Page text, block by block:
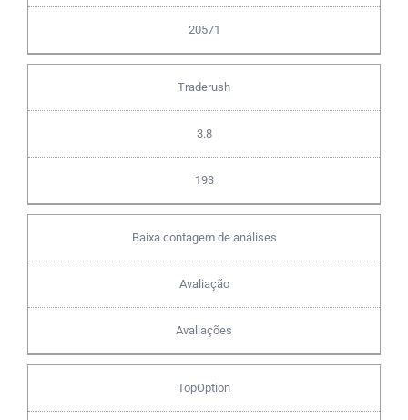
20571
Traderush
3.8
193
Baixa contagem de análises
Avaliação
Avaliações
TopOption